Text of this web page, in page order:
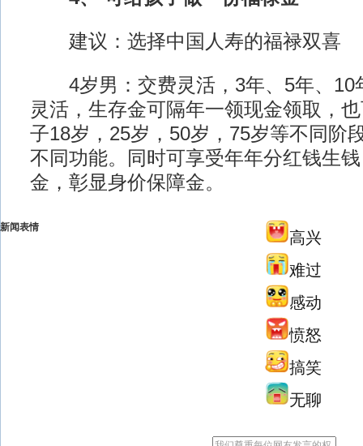
建议：选择中国人寿的福禄双喜
4岁男：交费灵活，3年、5年、10
灵活，生存金可隔年一领现金领取，
子18岁，25岁，50岁，75岁等不同阶
不同功能。同时可享受年年分红钱生
金，彰显身价保障金。
新闻表情
高兴
难过
感动
愤怒
搞笑
无聊